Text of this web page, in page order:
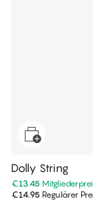
Dolly String
€13.45
€14.95 Regulärer